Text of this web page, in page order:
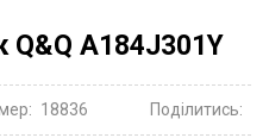
Q&Q A184J301Y
18836 Поділитись: